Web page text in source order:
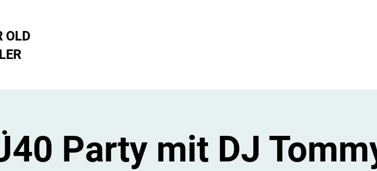
OLD
Party mit DJ